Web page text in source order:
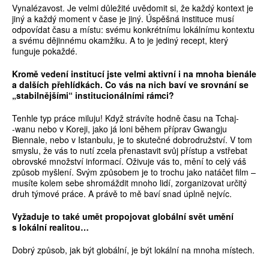
Vynalézavost. Je velmi důležité uvědomit si, že každý kontext je
jiný a každý moment v čase je jiný. Úspěšná instituce musí
odpovídat času a místu: svému konkrétnímu lokálnímu kontextu
a svému dějinnému okamžiku. A to je jediný recept, který
funguje pokaždé.
Kromě vedení institucí jste velmi aktivní i na mnoha bienále
a dalších přehlídkách. Co vás na nich baví ve srovnání se
„stabilnějšími“ institucionálními rámci?
Tenhle typ práce miluju! Když strávíte hodně času na Tchaj­
‑wanu nebo v Koreji, jako já loni během příprav Gwangju
Biennale, nebo v Istanbulu, je to skutečné dobrodružství. V tom
smyslu, že vás to nutí zcela přenastavit svůj přístup a vstřebat
obrovské množství informací. Oživuje vás to, mění to celý váš
způsob myšlení. Svým způsobem je to trochu jako natáčet film –
musíte kolem sebe shromáždit mnoho lidí, zorganizovat určitý
druh týmové práce. A právě to mě baví snad úplně nejvíc.
Vyžaduje to také umět propojovat globální svět umění
s lokální realitou…
Dobrý způsob, jak být globální, je být lokální na mnoha místech.